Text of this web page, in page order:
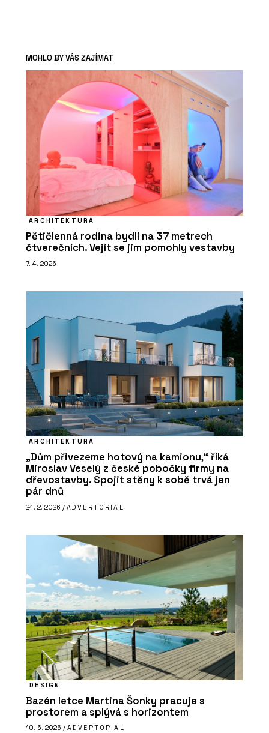
MOHLO BY VÁS ZAJÍMAT
ARCHITEKTURA
Pětičlenná rodina bydlí na 37 metrech
čtverečních. Vejít se jim pomohly vestavby
7. 4. 2026
ARCHITEKTURA
„Dům přivezeme hotový na kamionu,“ říká
Miroslav Veselý z české pobočky firmy na
dřevostavby. Spojit stěny k sobě trvá jen
pár dnů
24. 2. 2026 / ADVERTORIAL
DESIGN
Bazén letce Martina Šonky pracuje s
prostorem a splývá s horizontem
10. 6. 2026 / ADVERTORIAL